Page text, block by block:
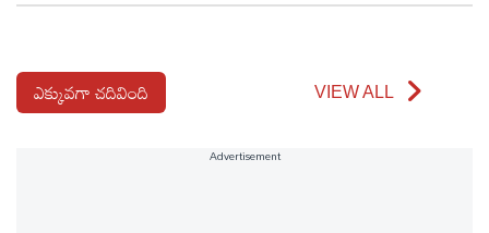
ఎక్కువగా చదివింది VIEW ALL
Advertisement